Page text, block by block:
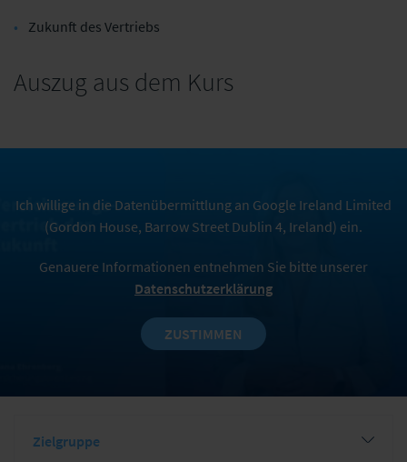
Zukunft des Vertriebs
Auszug aus dem Kurs
Ich willige in die Datenübermittlung an Google Ireland Limited
(Gordon House, Barrow Street Dublin 4, Ireland) ein.
Genauere Informationen entnehmen Sie bitte unserer
Datenschutzerklärung
ZUSTIMMEN
Zielgruppe